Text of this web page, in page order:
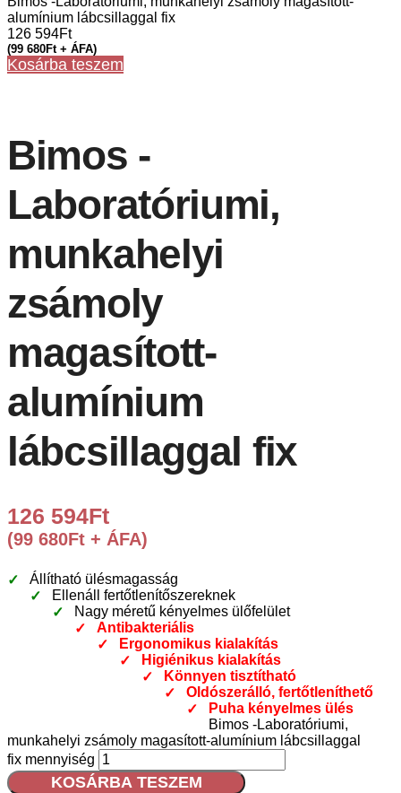
alumínium lábcsillaggal fix
126 594Ft
(99 680Ft+ ÁFA)
Kosárba teszem
Bimos -
Laboratóriumi,
munkahelyi
zsámoly
magasított-
alumínium
lábcsillaggal fix
126 594Ft
(99 680Ft + ÁFA)
Állítható ülésmagasság
Ellenáll fertőtlenítőszereknek
Nagy méretű kényelmes ülőfelület
Antibakteriális
Ergonomikus kialakítás
Higiénikus kialakítás
Könnyen tisztítható
Oldószerálló, fertőtleníthető
Puha kényelmes ülés
Bimos -Laboratóriumi,
munkahelyi zsámoly magasított-alumínium lábcsillaggal
fix mennyiség
KOSÁRBA TESZEM